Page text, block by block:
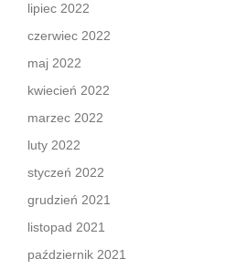
lipiec 2022
czerwiec 2022
maj 2022
kwiecień 2022
marzec 2022
luty 2022
styczeń 2022
grudzień 2021
listopad 2021
październik 2021